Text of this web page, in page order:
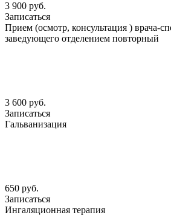
3 900 руб.
Записаться
Прием (осмотр, консультация ) врача-
заведующего отделением повторный
3 600 руб.
Записаться
Гальванизация
650 руб.
Записаться
Ингаляционная терапия